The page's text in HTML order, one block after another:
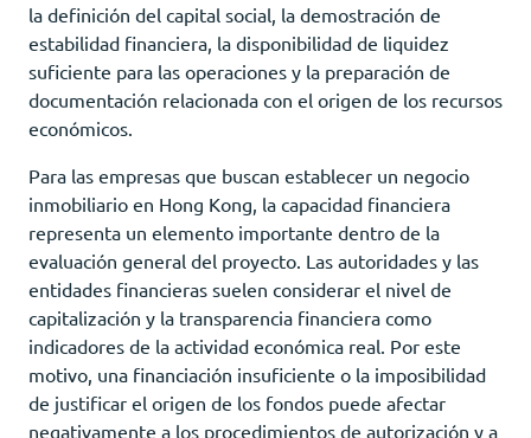
la definición del capital social, la demostración de
estabilidad financiera, la disponibilidad de liquidez
suficiente para las operaciones y la preparación de
documentación relacionada con el origen de los recursos
económicos.
Para las empresas que buscan establecer un negocio
inmobiliario en Hong Kong, la capacidad financiera
representa un elemento importante dentro de la
evaluación general del proyecto. Las autoridades y las
entidades financieras suelen considerar el nivel de
capitalización y la transparencia financiera como
indicadores de la actividad económica real. Por este
motivo, una financiación insuficiente o la imposibilidad
de justificar el origen de los fondos puede afectar
negativamente a los procedimientos de autorización y a